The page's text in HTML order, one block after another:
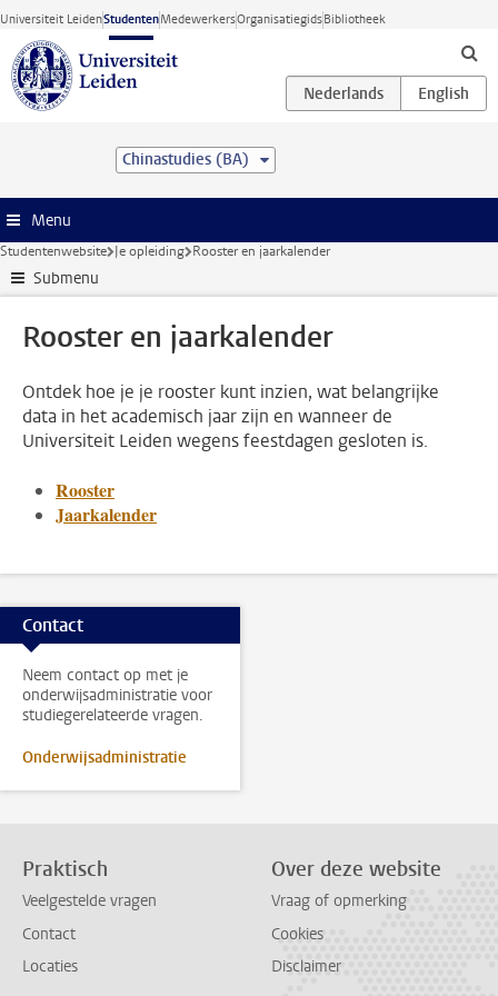
Ga direct naar de inhoud
Universiteit LeidenStudentenMedewerkersOrganisatiegidsBibliotheek
Chinastudies (BA)
Menu
Studentenwebsite Je opleiding Rooster en jaarkalender
Submenu
Rooster en jaarkalender
Ontdek hoe je je rooster kunt inzien, wat belangrijke
data in het academisch jaar zijn en wanneer de
Universiteit Leiden wegens feestdagen gesloten is.
Rooster
Jaarkalender
Contact
Neem contact op met je
onderwijsadministratie voor
studiegerelateerde vragen.
Onderwijsadministratie
Praktisch
Veelgestelde vragen
Contact
Locaties
Over deze website
Vraag of opmerking
Cookies
Disclaimer